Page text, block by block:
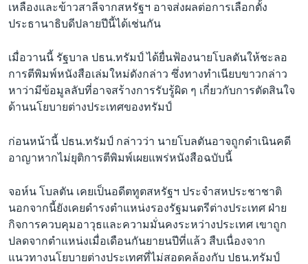
เหลืองและข้าวสาลีจากสหรัฐฯ อาจส่งผลต่อการเลือกตั้ง
ประธานาธิบดีปลายปีนี้ได้เช่นกัน
เมื่อวานนี้ รัฐบาล ปธน.ทรัมป์ ได้ยื่นฟ้องนายโบลตันให้ชะลอ
การตีพิมพ์หนังสือเล่มใหม่ดังกล่าว ซึ่งทางทำเนียบขาวกล่าว
หาว่ามีข้อมูลลับที่อาจสร้างการรับรู้ผิด ๆ เกี่ยวกับการตัดสินใจ
ด้านนโยบายต่างประเทศของทรัมป์
ก่อนหน้านี้ ปธน.ทรัมป์ กล่าวว่า นายโบลตันอาจถูกดำเนินคดี
อาญาหากไม่ยุติการตีพิมพ์เผยแพร่หนังสือฉบับนี้
จอห์น โบลตัน เคยเป็นอดีตทูตสหรัฐฯ ประจำสหประชาชาติ
นอกจากนี้ยังเคยดำรงตำแหน่งรองรัฐมนตรีต่างประเทศ ฝ่าย
กิจการควบคุมอาวุธและความมั่นคงระหว่างประเทศ เขาถูก
ปลดจากตำแหน่งเมื่อเดือนกันยายนปีที่แล้ว สืบเนื่องจาก
แนวทางนโยบายต่างประเทศที่ไม่สอดคล้องกับ ปธน.ทรัมป์